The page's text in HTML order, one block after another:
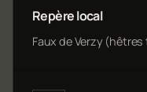
Repère local
Faux de Verzy